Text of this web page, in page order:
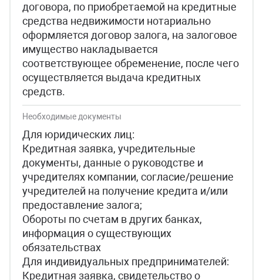
договора, по приобретаемой на кредитные
средства недвижимости нотариально
оформляется договор залога, на залоговое
имущество накладывается
соответствующее обременение, после чего
осуществляется выдача кредитных
средств.
Необходимые документы
Для юридических лиц:
Кредитная заявка, учредительные
документы, данные о руководстве и
учредителях компании, согласие/решение
учредителей на получение кредита и/или
предоставление залога;
Обороты по счетам в других банках,
информация о существующих
обязательствах
Для индивидуальных предпринимателей:
Кредитная заявка, свидетельство о